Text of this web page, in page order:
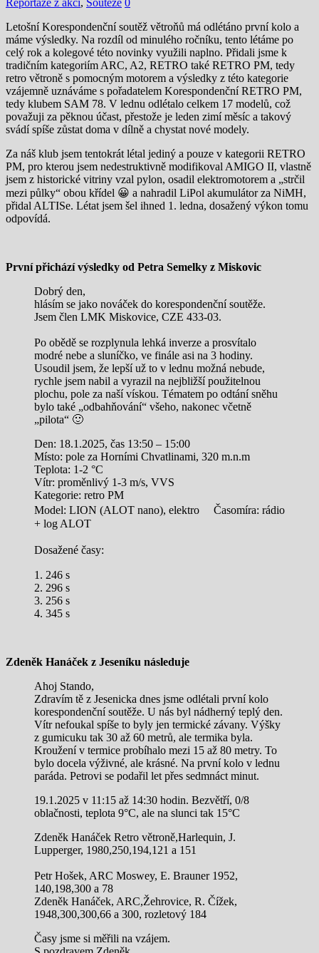
Letošní Korespondenční soutěž větroňů má odlétáno první kolo a
máme výsledky. Na rozdíl od minulého ročníku, tento létáme po
celý rok a kolegové této novinky využili naplno. Přidali jsme k
tradičním kategoriím ARC, A2, RETRO také RETRO PM, tedy
retro větroně s pomocným motorem a výsledky z této kategorie
vzájemně uznáváme s pořadatelem Korespondenční RETRO PM,
tedy klubem SAM 78. V lednu odlétalo celkem 17 modelů, což
považuji za pěknou účast, přestože je leden zimí měsíc a takový
svádí spíše zůstat doma v dílně a chystat nové modely.
Za náš klub jsem tentokrát létal jediný a pouze v kategorii RETRO
PM, pro kterou jsem nedestruktivně modifikoval AMIGO II, vlastně
jsem z historické vitriny vzal pylon, osadil elektromotorem a „strčil
mezi půlky“ obou křídel 😀 a nahradil LiPol akumulátor za NiMH,
přidal ALTISe. Létat jsem šel ihned 1. ledna, dosažený výkon tomu
odpovídá.
První přichází výsledky od Petra Semelky z Miskovic
Dobrý den,
hlásím se jako nováček do korespondenční soutěže.
Jsem člen LMK Miskovice, CZE 433-03.
Po obědě se rozplynula lehká inverze a prosvítalo
modré nebe a sluníčko, ve finále asi na 3 hodiny.
Usoudil jsem, že lepší už to v lednu možná nebude,
rychle jsem nabil a vyrazil na nejbližší použitelnou
plochu, pole za naší vískou. Tématem po odtání sněhu
bylo také „odbahňování“ všeho, nakonec včetně
„pilota“ 🙂
Den: 18.1.2025, čas 13:50 – 15:00
Místo: pole za Horními Chvatlinami, 320 m.n.m
Teplota: 1-2 °C
Vítr: proměnlivý 1-3 m/s, VVS
Kategorie: retro PM
Model: LION (ALOT nano), elektro Časomíra: rádio
+ log ALOT
Dosažené časy:
1. 246 s
2. 296 s
3. 256 s
4. 345 s
Zdeněk Hanáček z Jeseníku následuje
Ahoj Stando,
Zdravím tě z Jesenicka dnes jsme odlétali první kolo
korespondenční soutěže. U nás byl nádherný teplý den.
Vítr nefoukal spíše to byly jen termické závany. Výšky
z gumicuku tak 30 až 60 metrů, ale termika byla.
Kroužení v termice probíhalo mezi 15 až 80 metry. To
bylo docela výživné, ale krásné. Na první kolo v lednu
paráda. Petrovi se podařil let přes sedmnáct minut.
19.1.2025 v 11:15 až 14:30 hodin. Bezvětří, 0/8
oblačnosti, teplota 9°C, ale na slunci tak 15°C
Zdeněk Hanáček Retro větroně,Harlequin, J.
Lupperger, 1980,250,194,121 a 151
Petr Hošek, ARC Moswey, E. Brauner 1952,
140,198,300 a 78
Zdeněk Hanáček, ARC,Žehrovice, R. Čížek,
1948,300,300,66 a 300, rozletový 184
Časy jsme si měřili na vzájem.